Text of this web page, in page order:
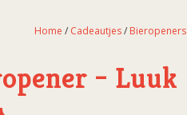
Home / Cadeautjes/ Bieropeners
– Luuk